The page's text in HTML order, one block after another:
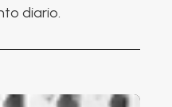
diario.